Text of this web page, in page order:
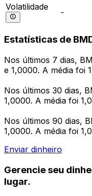
Volatilidade
-
Estatísticas de
Nos últimos 7 dias,
e 1,0000. A média foi
Nos últimos 30 dias,
1,0000. A média foi
Nos últimos 90 dias,
1,0000. A média foi
Enviar dinheiro
Gerencie seu
lugar.